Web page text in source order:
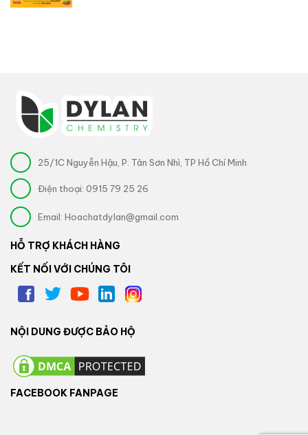
25/1C Nguyễn Hậu, P. Tân Sơn Nhì, TP Hồ Chí Minh
Điện thoại: 0915 79 25 26
Email: Hoachatdylan@gmail.com
HỖ TRỢ KHÁCH HÀNG
KẾT NỐI VỚI CHÚNG TÔI
NỘI DUNG ĐƯỢC BẢO HỘ
FACEBOOK FANPAGE